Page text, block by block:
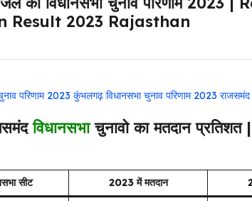
Result 2023 Rajasthan
परिणाम 2023 कुंभलगढ़ विधानसभा चुनाव परिणाम 2023 राजसमंद
विधानसभाचुनावो का मतदान
सीट 2023 में मतदान